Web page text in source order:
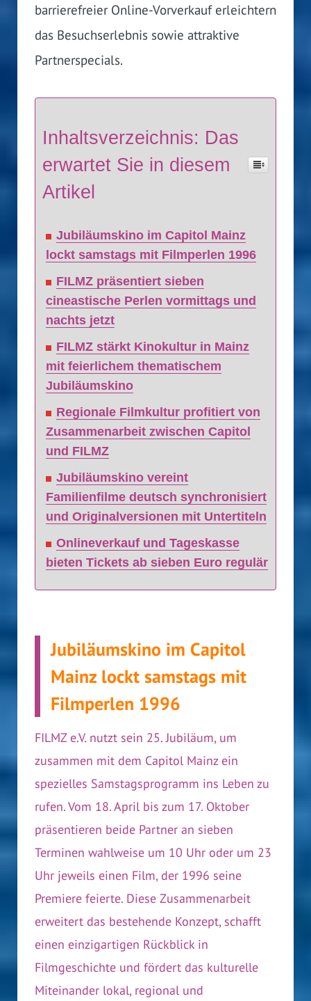
barrierefreier Online-Vorverkauf erleichtern
das Besuchserlebnis sowie attraktive
Partnerspecials.
Inhaltsverzeichnis: Das
erwartet Sie in diesem
Artikel
Jubiläumskino im Capitol Mainz
lockt samstags mit Filmperlen 1996
FILMZ präsentiert sieben
cineastische Perlen vormittags und
nachts jetzt
FILMZ stärkt Kinokultur in Mainz
mit feierlichem thematischem
Jubiläumskino
Regionale Filmkultur profitiert von
Zusammenarbeit zwischen Capitol
und FILMZ
Jubiläumskino vereint
Familienfilme deutsch synchronisiert
und Originalversionen mit Untertiteln
Onlineverkauf und Tageskasse
bieten Tickets ab sieben Euro regulär
Jubiläumskino im Capitol
Mainz lockt samstags mit
Filmperlen 1996
FILMZ e.V. nutzt sein 25. Jubiläum, um
zusammen mit dem Capitol Mainz ein
spezielles Samstagsprogramm ins Leben zu
rufen. Vom 18. April bis zum 17. Oktober
präsentieren beide Partner an sieben
Terminen wahlweise um 10 Uhr oder um 23
Uhr jeweils einen Film, der 1996 seine
Premiere feierte. Diese Zusammenarbeit
erweitert das bestehende Konzept, schafft
einen einzigartigen Rückblick in
Filmgeschichte und fördert das kulturelle
Miteinander lokal, regional und